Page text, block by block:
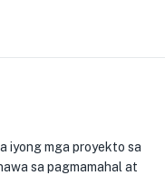
iyong mga proyekto sa
sa pagmamahal at